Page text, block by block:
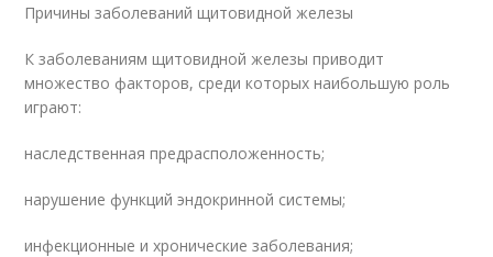
Причины заболеваний щитовидной железы
К заболеваниям щитовидной железы приводит
множество факторов, среди которых наибольшую роль
играют:
наследственная предрасположенность;
нарушение функций эндокринной системы;
инфекционные и хронические заболевания;